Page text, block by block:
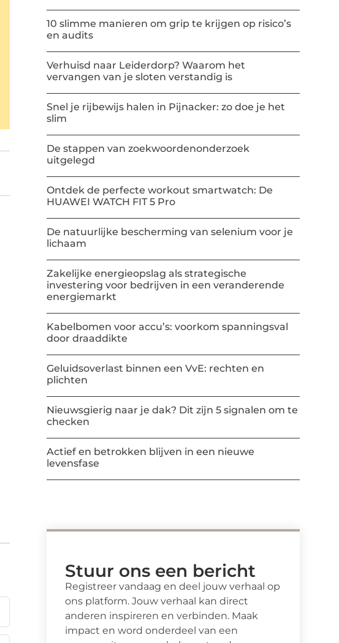
10 slimme manieren om grip te krijgen op risico’s
en audits
Verhuisd naar Leiderdorp? Waarom het
vervangen van je sloten verstandig is
Snel je rijbewijs halen in Pijnacker: zo doe je het
slim
De stappen van zoekwoordenonderzoek
uitgelegd
Ontdek de perfecte workout smartwatch: De
HUAWEI WATCH FIT 5 Pro
De natuurlijke bescherming van selenium voor je
lichaam
Zakelijke energieopslag als strategische
investering voor bedrijven in een veranderende
energiemarkt
Kabelbomen voor accu’s: voorkom spanningsval
door draaddikte
Geluidsoverlast binnen een VvE: rechten en
plichten
Nieuwsgierig naar je dak? Dit zijn 5 signalen om te
checken
Actief en betrokken blijven in een nieuwe
levensfase
Stuur ons een bericht
Registreer vandaag en deel jouw verhaal op
ons platform. Jouw verhaal kan direct
anderen inspireren en verbinden. Maak
impact en word onderdeel van een